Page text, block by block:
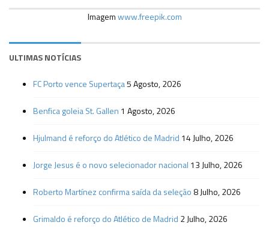
Imagemwww.freepik.com
ULTIMAS NOTÍCIAS
FC Porto vence Supertaça5 Agosto, 2026
Benfica goleia St. Gallen 1 Agosto, 2026
Hjulmand é reforço do Atlético de Madrid 14 Julho, 2026
Jorge Jesus é o novo selecionador nacional 13 Julho, 2026
Roberto Martínez confirma saída da seleção 8 Julho, 2026
Grimaldo é reforço do Atlético de Madrid 2 Julho, 2026